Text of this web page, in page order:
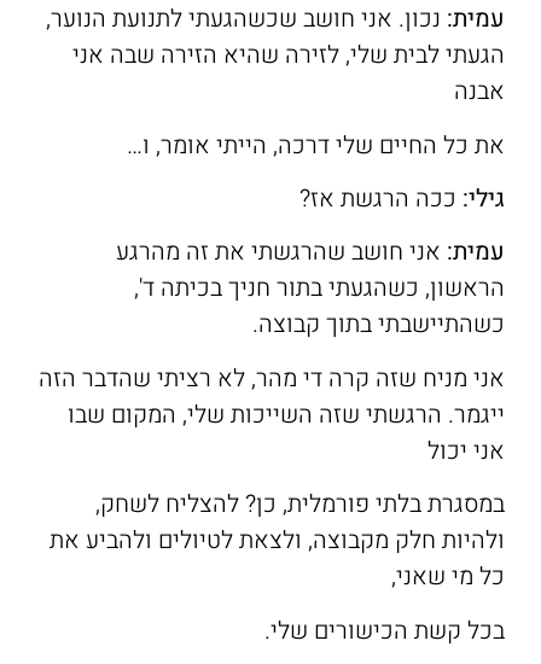
עמית: נכון. אני חושב שכשהגעתי לתנועת הנוער,
הגעתי לבית שלי, לזירה שהיא הזירה שבה אני
אבנה
את כל החיים שלי דרכה, הייתי אומר, ו…
גילי: ככה הרגשת אז?
עמית: אני חושב שהרגשתי את זה מהרגע
הראשון, כשהגעתי בתור חניך בכיתה ד',
כשהתיישבתי בתוך קבוצה.
אני מניח שזה קרה די מהר, לא רציתי שהדבר הזה
ייגמר. הרגשתי שזה השייכות שלי, המקום שבו
אני יכול
במסגרת בלתי פורמלית, כן? להצליח לשחק,
ולהיות חלק מקבוצה, ולצאת לטיולים ולהביע את
כל מי שאני,
בכל קשת הכישורים שלי.